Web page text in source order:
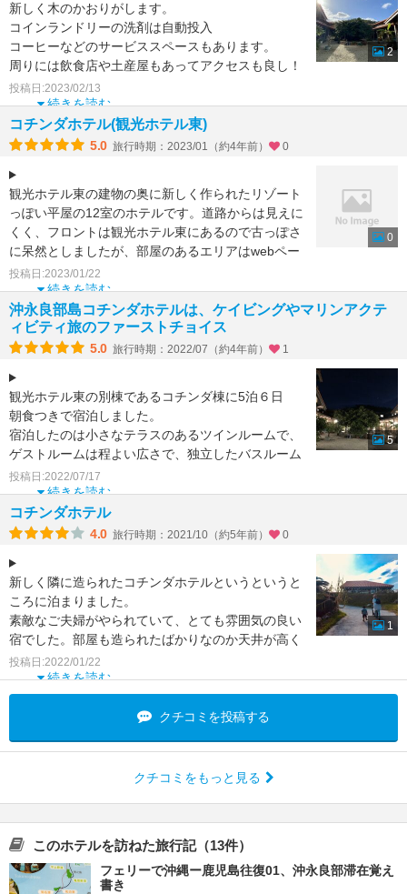
新しく木のかおりがします。
コインランドリーの洗剤は自動投入
コーヒーなどのサービススペースもあります。
周りには飲食店や土産屋もあってアクセスも良し！
次回沖永良部に行くことがあれば利用した
続きを読む
投稿日:2023/02/13
2
コチンダホテル(観光ホテル東)
5.0 旅行時期：2023/01（約4年前） 0
観光ホテル東の建物の奥に新しく作られたリゾート
っぽい平屋の12室のホテルです。道路からは見えに
くく、フロントは観光ホテル東にあるので古っぽさ
に呆然としましたが、部屋のあるエリアはwebペー
ジの写真の通
続きを読む
投稿日:2023/01/22
0
沖永良部島コチンダホテルは、ケイビングやマリンアクテ
ィビティ旅のファーストチョイス
5.0 旅行時期：2022/07（約4年前） 1
観光ホテル東の別棟であるコチンダ棟に5泊６日
朝食つきで宿泊しました。
宿泊したのは小さなテラスのあるツインルームで、
ゲストルームは程よい広さで、独立したバスルーム
とトイレがあり、冷蔵庫冷凍庫、電気
続きを読む
投稿日:2022/07/17
5
コチンダホテル
4.0 旅行時期：2021/10（約5年前） 0
新しく隣に造られたコチンダホテルというというと
ころに泊まりました。
素敵なご夫婦がやられていて、とても雰囲気の良い
宿でした。部屋も造られたばかりなのか天井が高く
狭く感じませんでした。木の香りもしてベ
続きを読む
投稿日:2022/01/22
1
クチコミを投稿する
クチコミをもっと見る
このホテルを訪ねた旅行記（13件）
フェリーで沖縄ー鹿児島往復01、沖永良部滞在覚え
書き